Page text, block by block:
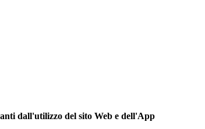
dall'utilizzo del sito Web e dell'App